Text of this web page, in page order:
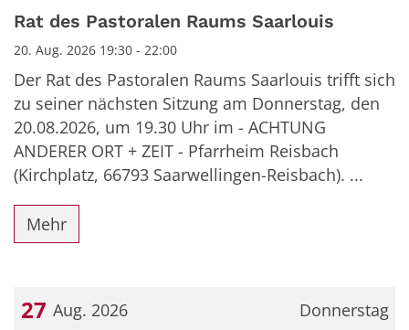
Datum: 20. August 2026
Rat des Pastoralen Raums Saarlouis
20. Aug. 2026 19:30 - 22:00
Der Rat des Pastoralen Raums Saarlouis trifft sich
zu seiner nächsten Sitzung am Donnerstag, den
20.08.2026, um 19.30 Uhr im - ACHTUNG
ANDERER ORT + ZEIT - Pfarrheim Reisbach
(Kirchplatz, 66793 Saarwellingen-Reisbach). ...
Mehr
Donnerstag
27 Aug. 2026